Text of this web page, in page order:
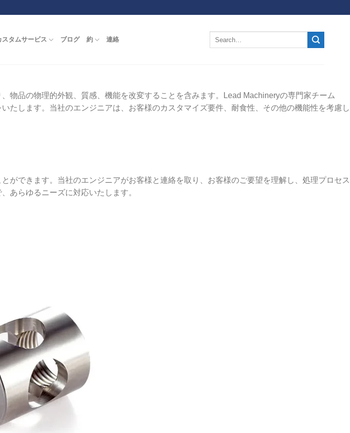
スタムサービス ブログ 約 連絡
物品の物理的外観、質感、機能を改変することを含みます。Lead Machineryの専門家チーム
たします。当社のエンジニアは、お客様のカスタマイズ要件、耐食性、その他の機能性を考慮し
ができます。当社のエンジニアがお客様と連絡を取り、お客様のご要望を理解し、処理プロセス
あらゆるニーズに対応いたします。